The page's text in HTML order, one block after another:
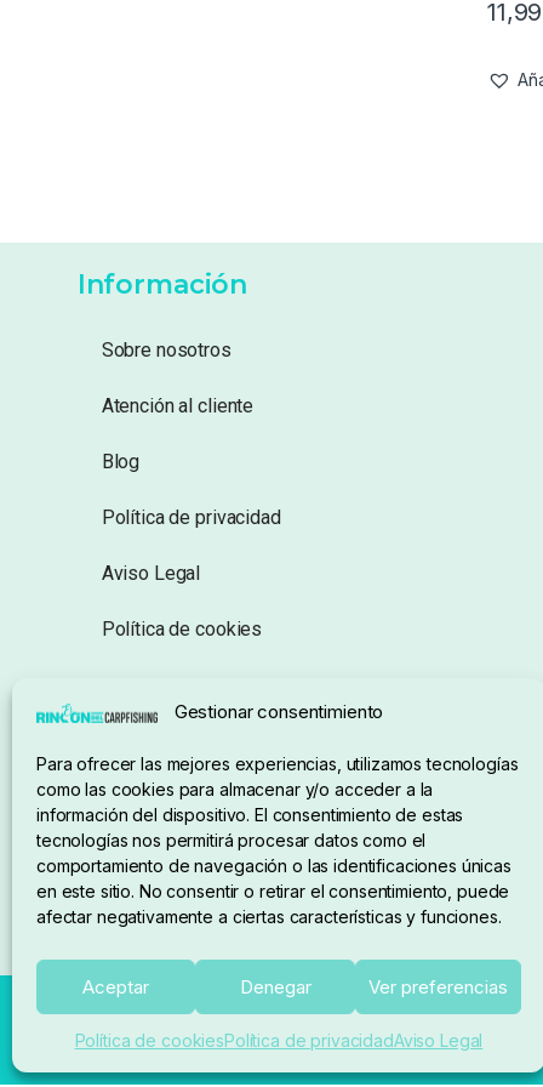
Gestionar consentimiento
Para ofrecer las mejores experiencias, utilizamos tecnologías
como las cookies para almacenar y/o acceder a la
información del dispositivo. El consentimiento de estas
tecnologías nos permitirá procesar datos como el
comportamiento de navegación o las identificaciones únicas
en este sitio. No consentir o retirar el consentimiento, puede
afectar negativamente a ciertas características y funciones.
Aceptar Denegar Ver preferencias
Política de cookiesPolítica de privacidadAviso Legal
Información
Sobre nosotros
Atención al cliente
Blog
Política de privacidad
Aviso Legal
Política de cookies
Condiciones de compra